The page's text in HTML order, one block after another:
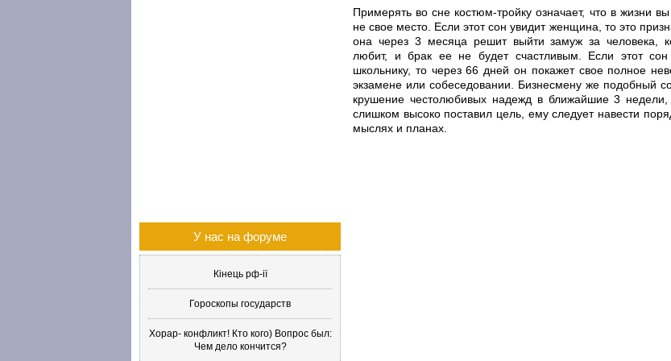
Примерять во сне костюм-тройку означает, что в жизни
не свое место. Если этот сон увидит женщина, то это
она через 3 месяца решит выйти замуж за человека,
любит, и брак ее не будет счастливым. Если этот сон
школьнику, то через 66 дней он покажет свое полное
экзамене или собеседовании. Бизнесмену же подобный
крушение честолюбивых надежд в ближайшие 3 недели,
слишком высоко поставил цель, ему следует навести
мыслях и планах.
У нас на форуме
Кінець рф-ії
Гороскопы государств
Хорар- конфликт! Кто кого) Вопрос был:
Чем дело кончится?